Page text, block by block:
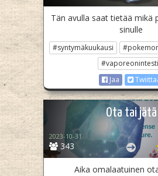
Tän avulla saat tietää mikä
sinulle
#syntymäkuukausi
Jaa
Ota tai jätä
343
2023-10-31
Aika omalaatuinen